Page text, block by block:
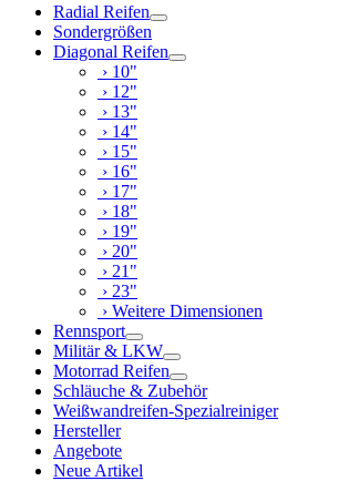
Radial Reifen
Sondergrößen
Diagonal Reifen
› 10"
› 12"
› 13"
› 14"
› 15"
› 16"
› 17"
› 18"
› 19"
› 20"
› 21"
› 23"
› Weitere Dimensionen
Rennsport
Militär & LKW
Motorrad Reifen
Schläuche & Zubehör
Weißwandreifen-Spezialreiniger
Hersteller
Angebote
Neue Artikel